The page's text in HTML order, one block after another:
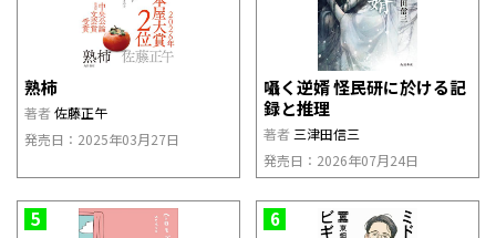
熟柿
著者 佐藤正午
発売日：2025年03月27日
囁く逆婿 怪民研に於ける記
録と推理
著者 三津田信三
発売日：2026年07月24日
5 6